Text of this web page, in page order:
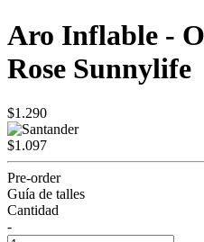
Aro Inflable -
Rose Sunnylife
$1.290
$1.097
Pre-order
Guía de talles
Cantidad
-